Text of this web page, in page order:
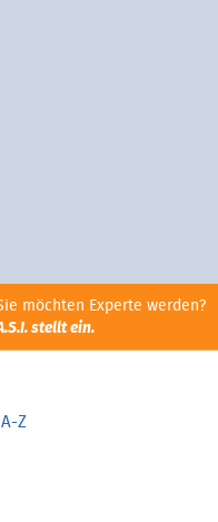
möchten Experte werden?
stellt ein.
A-Z